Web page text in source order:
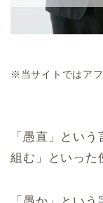
※当サイトではア
「愚直」とい
組む」といった